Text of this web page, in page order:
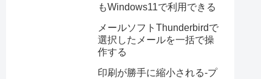
もWindows11で利用できる
メールソフトThunderbirdで
選択したメールを一括で操
作する
印刷が勝手に縮小される-プ